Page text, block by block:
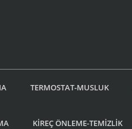
TERMOSTAT-MUSLUK
KİREÇ ÖNLEME-TEMİZLİK